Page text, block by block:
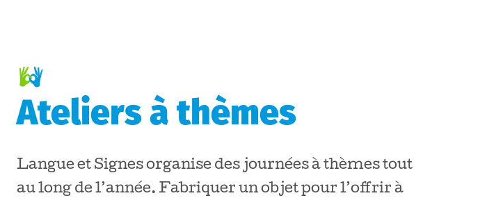
Ateliers à thèmes
Langue et Signes organise des journées à thèmes tout
au long de l’année. Fabriquer un objet pour l’offrir à